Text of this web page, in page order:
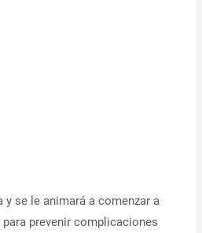
y se le animará a comenzar a
prevenir complicaciones